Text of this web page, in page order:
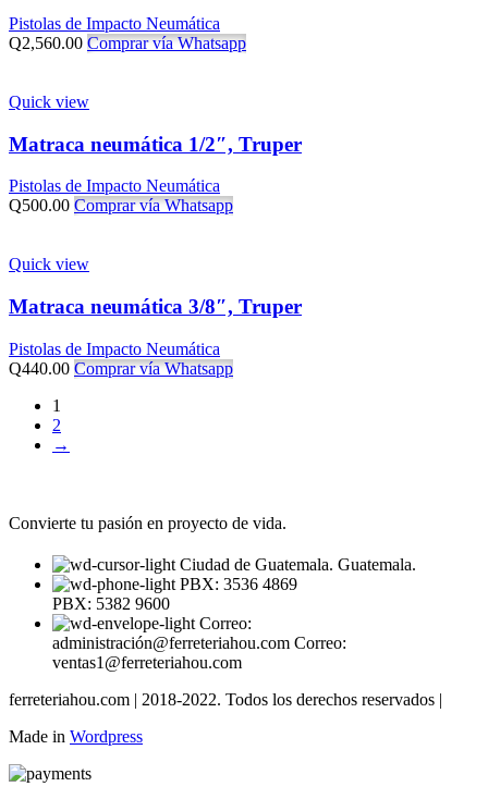
Pistolas de Impacto Neumática
Q2,560.00 Comprar vía Whatsapp
Quick view
Matraca neumática 1/2″, Truper
Pistolas de Impacto Neumática
Q500.00 Comprar vía Whatsapp
Quick view
Matraca neumática 3/8″, Truper
Pistolas de Impacto Neumática
Q440.00 Comprar vía Whatsapp
1
2
→
Convierte tu pasión en proyecto de vida.
Ciudad de Guatemala. Guatemala.
PBX: 3536 4869
PBX: 5382 9600
Correo:
administración@ferreteriahou.com Correo:
ventas1@ferreteriahou.com
ferreteriahou.com | 2018-2022. Todos los derechos reservados |
Made in Wordpress